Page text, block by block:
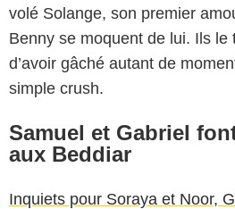
volé Solange, son premier
Benny se moquent de lui. Ils le
d’avoir gâché autant de
simple crush.
Samuel et Gabriel
aux Beddiar
Inquiets pour Soraya et Noor,